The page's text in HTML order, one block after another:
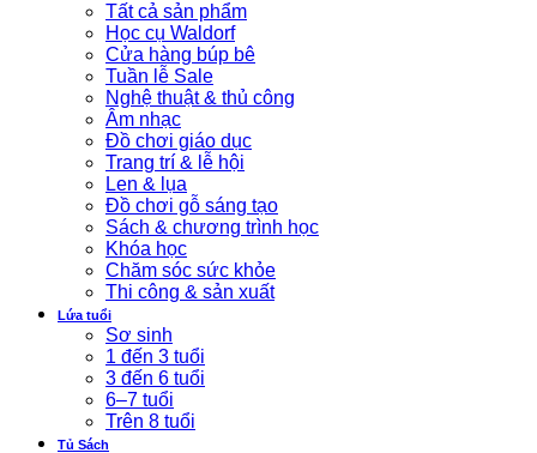
Tất cả sản phẩm
Học cụ Waldorf
Cửa hàng búp bê
Tuần lễ Sale
Nghệ thuật & thủ công
Âm nhạc
Đồ chơi giáo dục
Trang trí & lễ hội
Len & lụa
Đồ chơi gỗ sáng tạo
Sách & chương trình học
Khóa học
Chăm sóc sức khỏe
Thi công & sản xuất
Lứa tuổi
Sơ sinh
1 đến 3 tuổi
3 đến 6 tuổi
6–7 tuổi
Trên 8 tuổi
Tủ Sách